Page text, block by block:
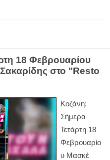
18 Φεβρουαρίου
στο "Resto
Κοζάνη:
Σήμερα
Τετάρτη 18
Φεβρουαρίο
υ Μασκέ